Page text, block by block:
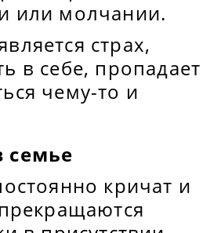
или молчании.
страх,
в себе, пропадает
чему-то и
семье
кричат и